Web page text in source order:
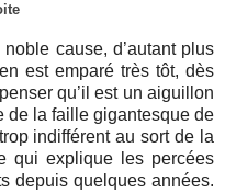
cause, d’autant plus
est emparé très tôt, dès
qu’il est un aiguillon
de la faille gigantesque de
indifférent au sort de la
qui explique les percées
depuis quelques années.